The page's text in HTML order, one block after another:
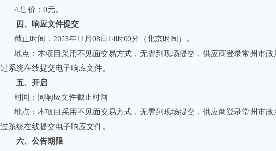
4.售价： 0元。
四、响应文件提交
截止时间： 2023年11 月 08日 14时00分（北京时间）。
地点：本项目采用不见面交易方式，无需到现场提交，供应商登录常州市
过系统在线提交电子响应文件。
五、开启
时间：同响应文件截止时间
地点：本项目采用不见面交易方式，无需到现场提交，供应商登录常州市
过系统在线提交电子响应文件。
六、公告期限